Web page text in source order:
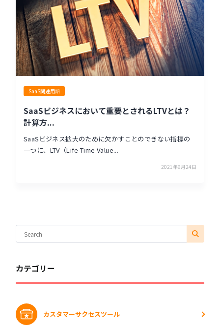
SaaS関連用語
SaaSビジネスにおいて重要とされるLTVとは？
計算方...
SaaSビジネス拡大のために欠かすことのできない指標の
一つに、LTV（Life Time Value...
2021年9月24日
カテゴリー
カスタマーサクセスツール